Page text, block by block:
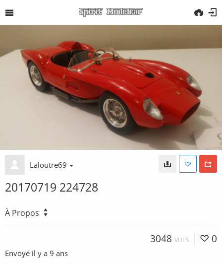
Laloutre69
20170719 224728
À Propos
3048 VUES 0
Envoyé il y a 9 ans